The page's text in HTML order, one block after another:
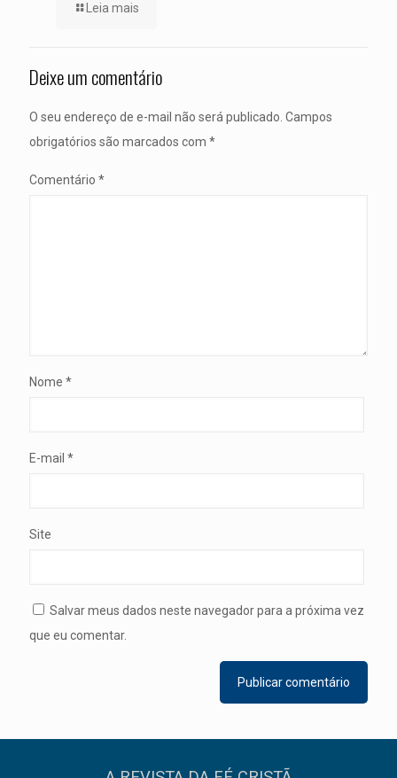
Leia mais
Deixe um comentário
O seu endereço de e-mail não será publicado. Campos
obrigatórios são marcados com *
Comentário *
Nome *
E-mail *
Site
Salvar meus dados neste navegador para a próxima vez
que eu comentar.